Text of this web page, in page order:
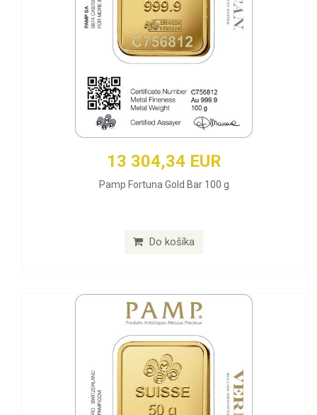
13 304,34 EUR
Pamp Fortuna Gold Bar 100 g
Do košíka